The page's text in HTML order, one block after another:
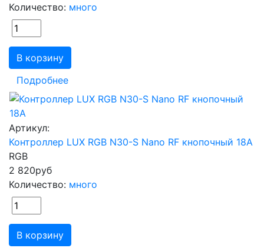
Количество: много
В корзину
Подробнее
Артикул:
Контроллер LUX RGB N30-S Nano RF кнопочный 18А
RGB
2 820руб
Количество: много
В корзину